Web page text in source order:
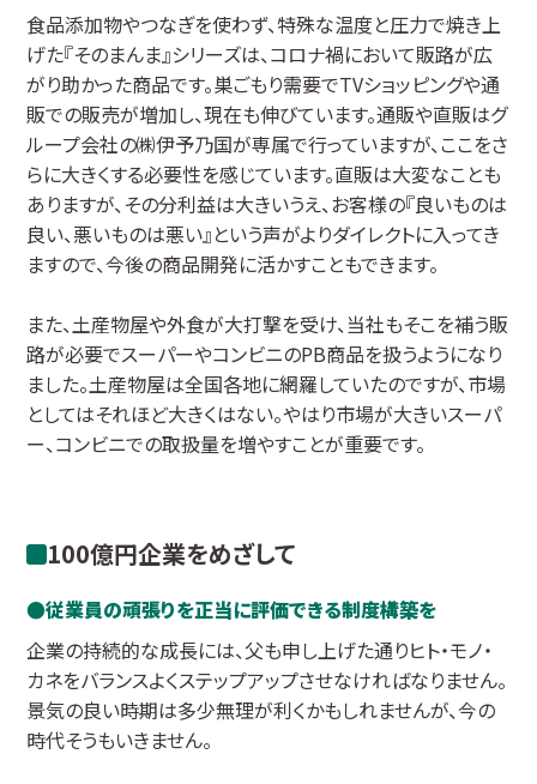
食品添加物やつなぎを使わず、特殊な温度と圧力で焼き上
げた『そのまんま』シリーズは、コロナ禍において販路が広
がり助かった商品です。巣ごもり需要でTVショッピングや通
販での販売が増加し、現在も伸びています。通販や直販はグ
ループ会社の㈱伊予乃国が専属で行っていますが、ここをさ
らに大きくする必要性を感じています。直販は大変なことも
ありますが、その分利益は大きいうえ、お客様の『良いものは
良い、悪いものは悪い』という声がよりダイレクトに入ってき
ますので、今後の商品開発に活かすこともできます。
また、土産物屋や外食が大打撃を受け、当社もそこを補う販
路が必要でスーパーやコンビニのPB商品を扱うようになり
ました。土産物屋は全国各地に網羅していたのですが、市場
としてはそれほど大きくはない。やはり市場が大きいスーパ
ー、コンビニでの取扱量を増やすことが重要です。
100億円企業をめざして
従業員の頑張りを正当に評価できる制度構築を
企業の持続的な成長には、父も申し上げた通りヒト・モノ・
カネをバランスよくステップアップさせなければなりません。
景気の良い時期は多少無理が利くかもしれませんが、今の
時代そうもいきません。